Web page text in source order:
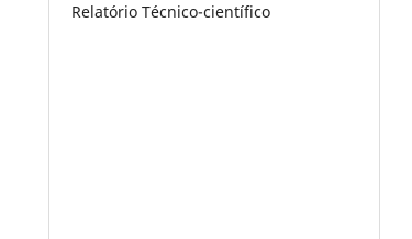
Relatório Técnico-científico